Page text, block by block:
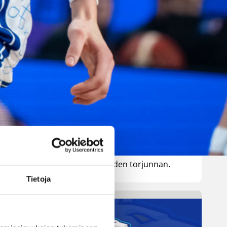
Tietoja
Kuier viisi
pistettä
WNBA:ssa Dallas Wings ehti
johtaa peliä jo 20 pistettä, mutta
voittoon 92-96 (59-44). Awak
Kuier pelasi vaihdosta viisi
minuuttia tilastoiden viisi
pistettä ja yhden torjunnan.